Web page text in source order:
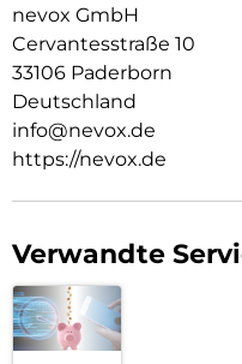
Schockproof durch
nevox GmbH
Cervantesstraße 10
33106 Paderborn
Deutschland
info@nevox.de
https://nevox.de
Verwandte